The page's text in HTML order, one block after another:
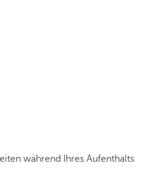
während Ihres Aufenthalts